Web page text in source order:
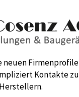
neuen Firmenprofile
Kontakte zu